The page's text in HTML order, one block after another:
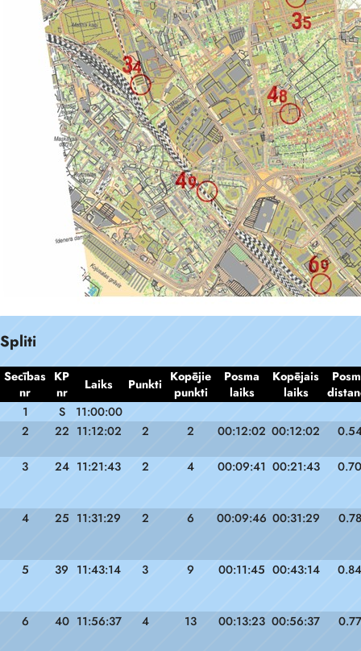
Spliti
Secības
nr
KP
nr
Laiks Punkti Kopējie
punkti
Posma
laiks
Kopējais
laiks
1
S
11:00:00
2
22 11:12:02 2 2 00:12:02 00:12:02
3 24 11:21:43 2 4 00:09:41 00:21:43 0.70
4 25 11:31:29 2 6 00:09:46 00:31:29 0.78
5 39 11:43:14 3 9 00:11:45 00:43:14 0.84
6 40 11:56:37 4 13 00:13:23 00:56:37 0.77